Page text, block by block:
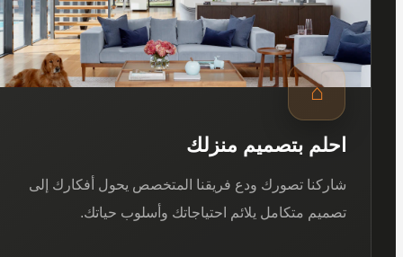
⌂
احلم بتصميم منزلك
شاركنا تصورك ودع فريقنا المتخصص يحول أفكارك إلى
تصميم متكامل يلائم احتياجاتك وأسلوب حياتك.